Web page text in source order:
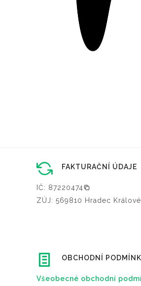
FAKTURAČNÍ ÚDAJE
IČ: 87220474
ZÚJ: 569810 Hradec Králové
OBCHODNÍ
Všeobecné obchodní